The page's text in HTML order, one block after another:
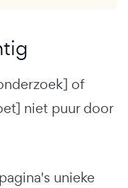
of
niet puur door
unieke